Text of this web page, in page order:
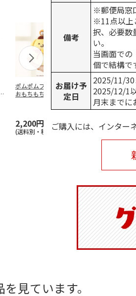
ポムポムプリン30th
おもちもちもちマス
2,200円
(送料別・税込)
ポムポムプリン30th
おもちもちもちクッ
ション
4,950円
(送料別・税込)
備考
※郵便局窓
※11点以上
択、必要数
い。
当画面での
個で結構で
お届け予
定日
2025/11/
2025/12/1
月末までに
ご購入には、インター
見ています。